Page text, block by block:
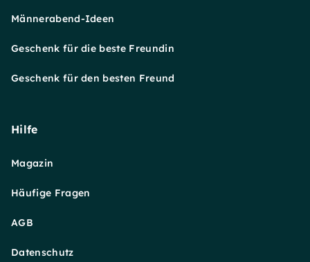
Männerabend-Ideen
Geschenk für die beste Freundin
Geschenk für den besten Freund
Hilfe
Magazin
Häufige Fragen
AGB
Datenschutz